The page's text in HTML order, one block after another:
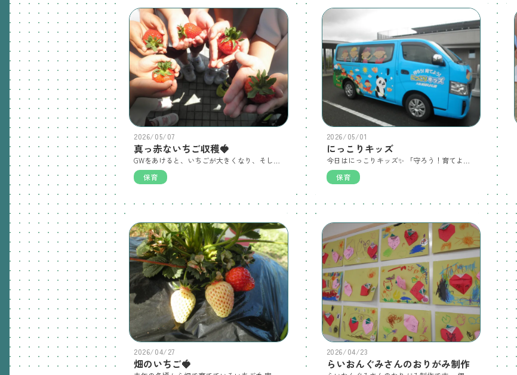
2026/05/07
真っ赤ないちご収穫🍓
保育
2026/05/01
にっこりキッズ
保育
2026/04/27
畑のいちご🍓
2026/04/23
らいおんぐみさんのおりがみ制作